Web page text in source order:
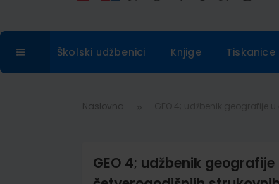
Školski udžbenici Knjige Tiskanice
Naslovna
GEO 4; udžbenik